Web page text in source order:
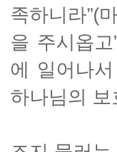
족하니라”(
을 주시옵
에 일어나
하나님의